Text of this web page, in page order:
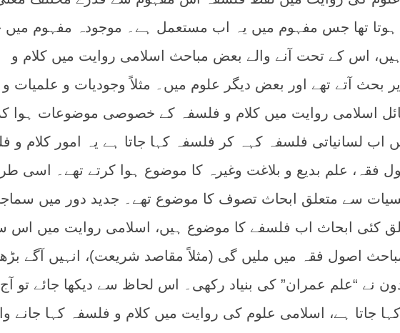
ہوتا تھا جس مفہوم میں یہ اب مستعمل ہے۔ موجودہ مفہوم
اس کے تحت آنے والے بعض مباحث اسلامی روایت میں کلام و
بحث آتے تھے اور بعض دیگر علوم میں۔ مثلاً وجودیات و علمیات و
اسلامی روایت میں کلام و فلسفہ کے خصوصی موضوعات ہوا
اب لسانیاتی فلسفہ کہہ کر فلسفہ کہا جاتا ہے یہ امور کلام و
فقہ، علم بدیع و بلاغت وغیرہ کا موضوع ہوا کرتے تھے۔ اسی
سے متعلق ابحاث تصوف کا موضوع تھے۔ جدید دور میں
کئی ابحاث اب فلسفے کا موضوع ہیں، اسلامی روایت میں اس
اصول فقہ میں ملیں گی (مثلاً مقاصد شریعت)، انہیں آگے
نے “علم عمران” کی بنیاد رکھی۔ اس لحاظ سے دیکھا جائے تو آج
جاتا ہے، اسلامی علوم کی روایت میں کلام و فلسفہ کہا جانے